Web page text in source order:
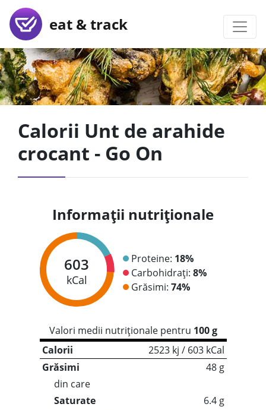
eat & track
Calorii Unt de arahide
crocant - Go On
Informații nutriționale
603
kCal
Proteine: 18%
Carbohidrați: 8%
Grăsimi: 74%
Valori medii nutriționale pentru 100 g
Calorii
2523 kj / 603 kCal
Grăsimi
48 g
din care
Saturate
6.4 g